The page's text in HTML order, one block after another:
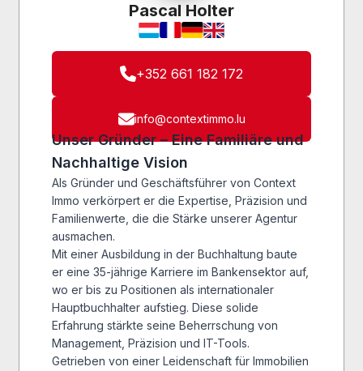
Pascal Holter
+352 661 182 172
info@contextimmo.lu
Unser Gründer – Eine Familiäre und
Nachhaltige Vision
Als Gründer und Geschäftsführer von Context
Immo verkörpert er die Expertise, Präzision und
Familienwerte, die die Stärke unserer Agentur
ausmachen.
Mit einer Ausbildung in der Buchhaltung baute
er eine 35-jährige Karriere im Bankensektor auf,
wo er bis zu Positionen als internationaler
Hauptbuchhalter aufstieg. Diese solide
Erfahrung stärkte seine Beherrschung von
Management, Präzision und IT-Tools.
Getrieben von einer Leidenschaft für Immobilien